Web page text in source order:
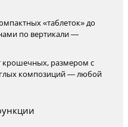
«таблеток» до
по вертикали —
крошечных, размером с
композиций — любой